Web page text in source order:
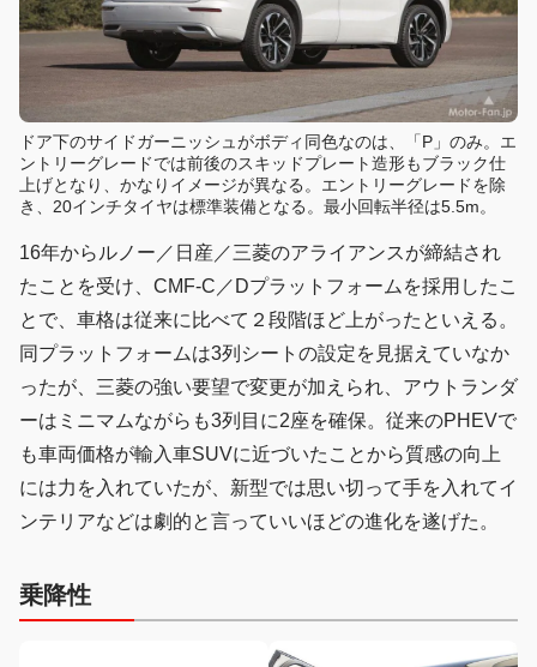
ドア下のサイドガーニッシュがボディ同色なのは、「P」のみ。エ
ントリーグレードでは前後のスキッドプレート造形もブラック仕
上げとなり、かなりイメージが異なる。エントリーグレードを除
き、20インチタイヤは標準装備となる。最小回転半径は5.5m。
16年からルノー／日産／三菱のアライアンスが締結され
たことを受け、CMF-C／Dプラットフォームを採用したこ
とで、車格は従来に比べて２段階ほど上がったといえる。
同プラットフォームは3列シートの設定を見据えていなか
ったが、三菱の強い要望で変更が加えられ、アウトランダ
ーはミニマムながらも3列目に2座を確保。従来のPHEVで
も車両価格が輸入車SUVに近づいたことから質感の向上
には力を入れていたが、新型では思い切って手を入れてイ
ンテリアなどは劇的と言っていいほどの進化を遂げた。
乗降性